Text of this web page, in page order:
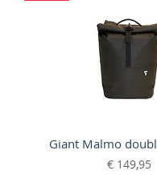
Giant Malmo
Prijs
€ 149,95